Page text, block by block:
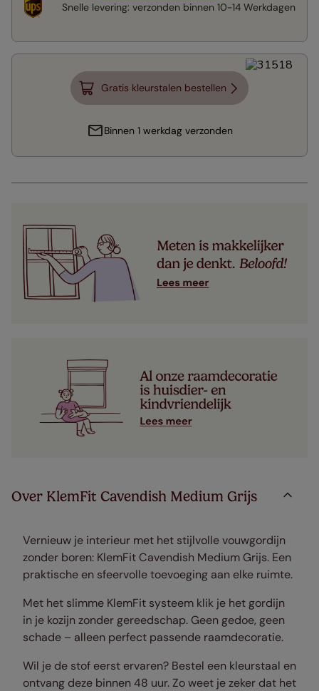
Snelle levering: verzonden binnen 10-14 Werkdagen
Gratis kleurstalen bestellen
Binnen 1 werkdag verzonden
Over KlemFit Cavendish Medium Grijs
Vernieuw je interieur met het stijlvolle vouwgordijn
zonder boren: KlemFit Cavendish Medium Grijs. Een
praktische en sfeervolle toevoeging aan elke ruimte.
Met het slimme KlemFit systeem klik je het gordijn
in je kozijn zonder gereedschap. Geen gedoe, geen
schade – alleen perfect passende raamdecoratie.
Wil je de stof eerst ervaren? Bestel een kleurstaal en
ontvang deze binnen 48 uur. Zo weet je zeker dat het